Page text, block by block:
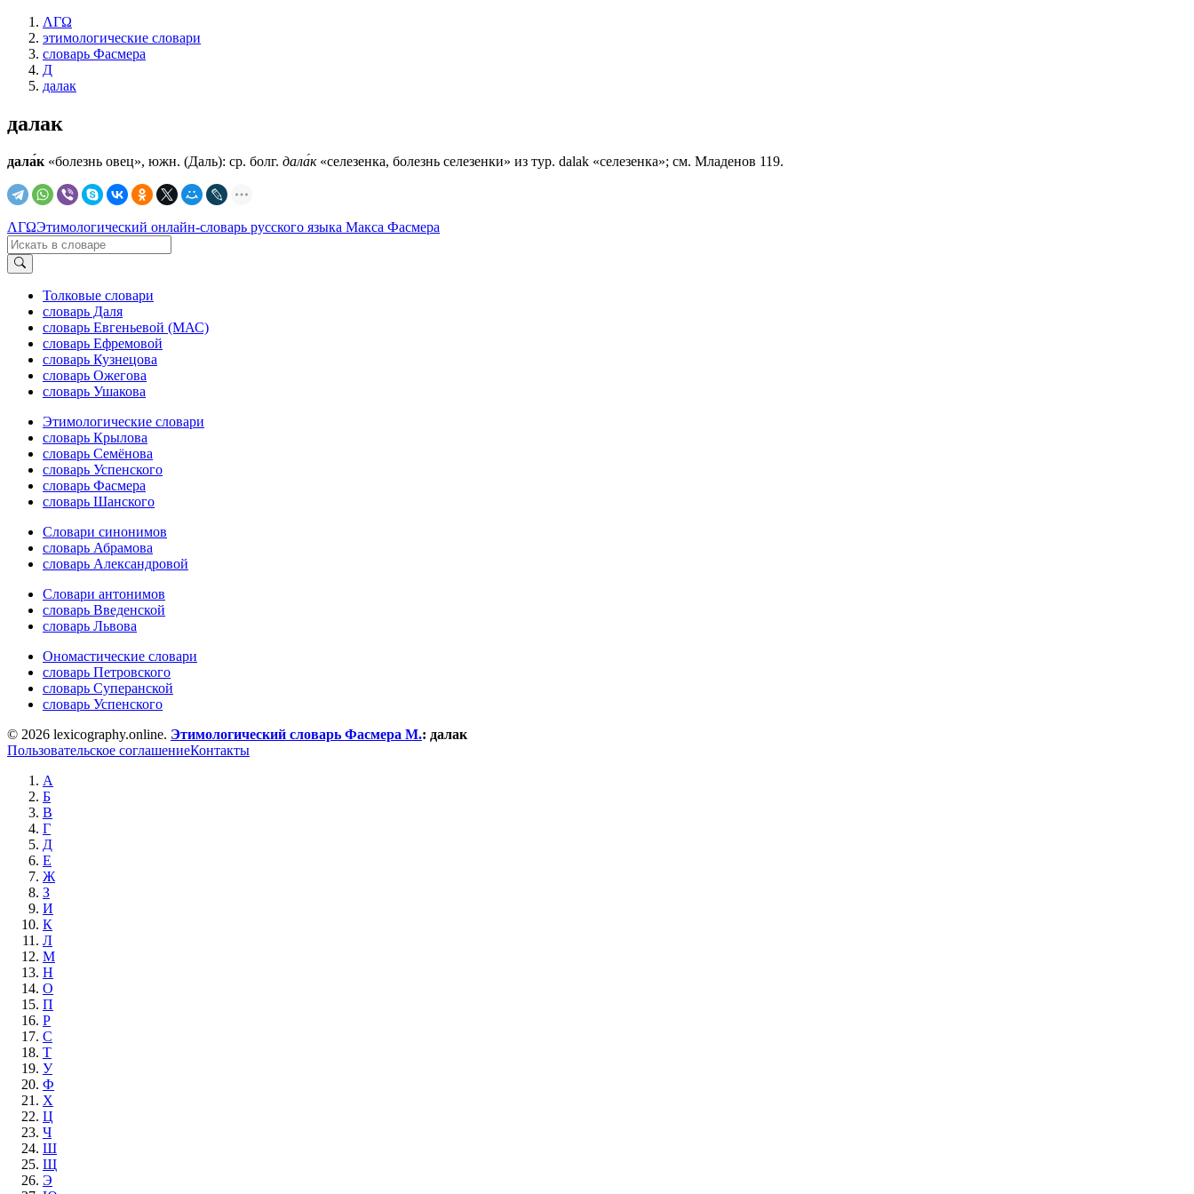
ΛΓΩ
этимологические словари
словарь Фасмера
Д
далак
далак
дала́к «болезнь овец», южн. (Даль): ср. болг. дала́к«селезенка, болезнь селезенки» из тур. dalak «селезенка»; см. Младенов 119.
ΛΓΩЭтимологический онлайн-словарь русского языка Макса Фасмера
Толковые словари
словарь Даля
словарь Евгеньевой (МАС)
словарь Ефремовой
словарь Кузнецова
словарь Ожегова
словарь Ушакова
Этимологические словари
словарь Крылова
словарь Семёнова
словарь Успенского
словарь Фасмера
словарь Шанского
Словари синонимов
словарь Абрамова
словарь Александровой
Словари антонимов
словарь Введенской
словарь Львова
Ономастические словари
словарь Петровского
словарь Суперанской
словарь Успенского
© 2026 lexicography.online. Этимологический словарь Фасмера М.: далак
Пользовательское соглашениеКонтакты
А
Б
В
Г
Д
Е
Ж
З
И
К
Л
М
Н
О
П
Р
С
Т
У
Ф
Х
Ц
Ч
Ш
Щ
Э